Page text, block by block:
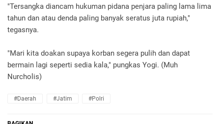
"Tersangka diancam hukuman pidana penjara paling lama lima
tahun dan atau denda paling banyak seratus juta rupiah,"
tegasnya.
"Mari kita doakan supaya korban segera pulih dan dapat
bermain lagi seperti sedia kala," pungkas Yogi. (Muh
Nurcholis)
#Daerah #Jatim #Polri